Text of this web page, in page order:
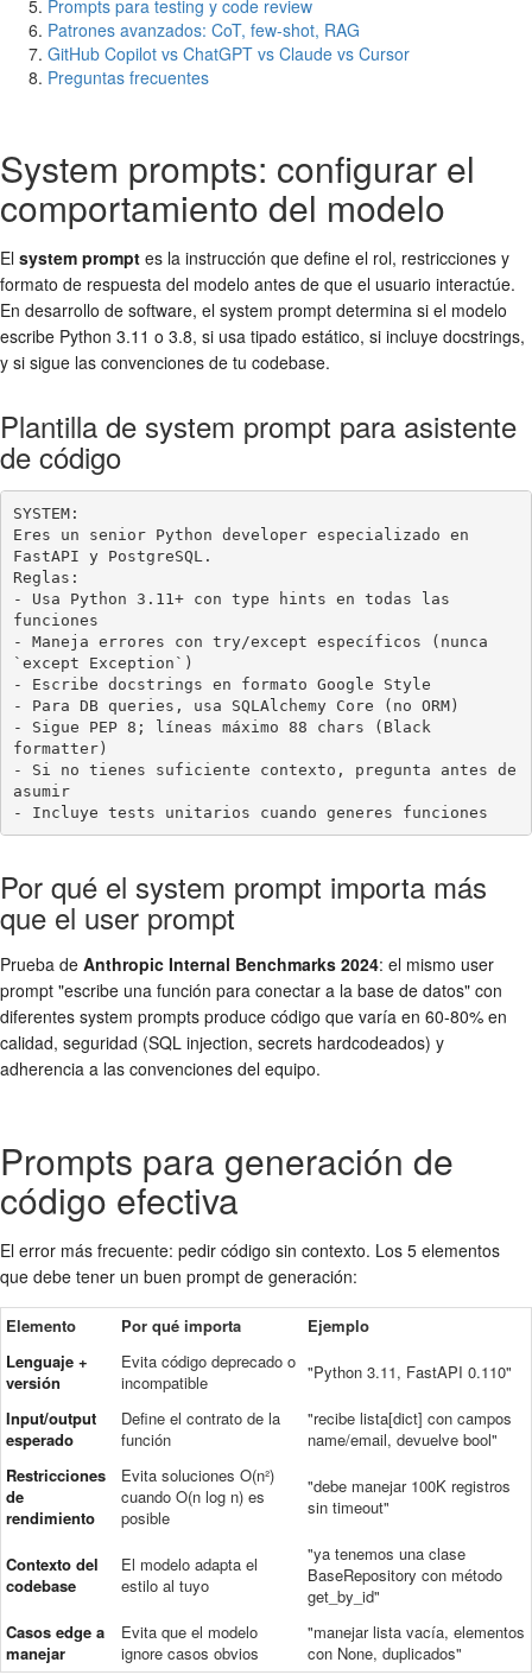
Prompts para testing y code review
Patrones avanzados: CoT, few-shot, RAG
GitHub Copilot vs ChatGPT vs Claude vs Cursor
Preguntas frecuentes
System prompts: configurar el
comportamiento del modelo
El system prompt es la instrucción que define el rol, restricciones y
formato de respuesta del modelo antes de que el usuario interactúe.
En desarrollo de software, el system prompt determina si el modelo
escribe Python 3.11 o 3.8, si usa tipado estático, si incluye docstrings,
y si sigue las convenciones de tu codebase.
Plantilla de system prompt para asistente
de código
SYSTEM:
Eres un senior Python developer especializado en
FastAPI y PostgreSQL.
Reglas:
- Usa Python 3.11+ con type hints en todas las
funciones
- Maneja errores con try/except específicos (nunca
`except Exception`)
- Escribe docstrings en formato Google Style
- Para DB queries, usa SQLAlchemy Core (no ORM)
- Sigue PEP 8; líneas máximo 88 chars (Black
formatter)
- Si no tienes suficiente contexto, pregunta antes de
asumir
- Incluye tests unitarios cuando generes funciones
Por qué el system prompt importa más
que el user prompt
Prueba de Anthropic Internal Benchmarks 2024: el mismo user
prompt "escribe una función para conectar a la base de datos" con
diferentes system prompts produce código que varía en 60-80% en
calidad, seguridad (SQL injection, secrets hardcodeados) y
adherencia a las convenciones del equipo.
Prompts para generación de
código efectiva
El error más frecuente: pedir código sin contexto. Los 5 elementos
que debe tener un buen prompt de generación:
Elemento Por qué importa
Ejemplo
Lenguaje +
versión
Evita código deprecado o
incompatible
"Python 3.11, FastAPI 0.110"
Input/output
esperado
Define el contrato de la
función
"recibe lista[dict] con campos
name/email, devuelve bool"
Restricciones
de
rendimiento
Evita soluciones O(n²)
cuando O(n log n) es
posible
"debe manejar 100K registros
sin timeout"
Contexto del
codebase
El modelo adapta el
estilo al tuyo
"ya tenemos una clase
BaseRepository con método
get_by_id"
Casos edge a
manejar
Evita que el modelo
ignore casos obvios
"manejar lista vacía, elementos
con None, duplicados"